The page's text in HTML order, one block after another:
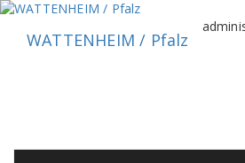
Zum
springenWATTENHEIM / Pfalz